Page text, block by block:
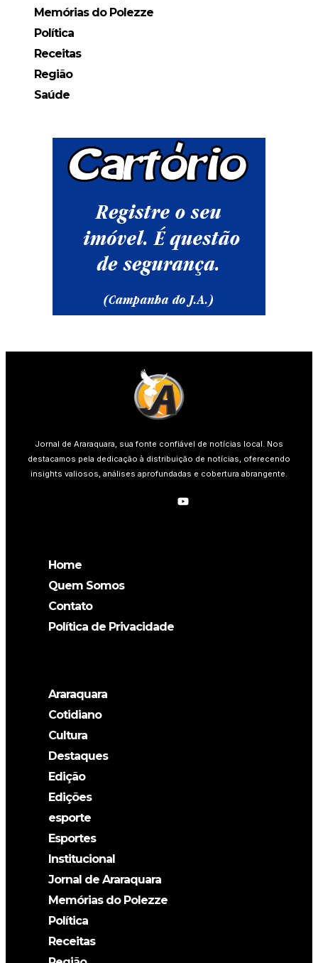
Memórias do Polezze
Política
Receitas
Região
Saúde
Jornal de Araraquara, sua fonte confiável de notícias local. Nos
destacamos pela dedicação à distribuição de notícias, oferecendo
insights valiosos, análises aprofundadas e cobertura abrangente.
Home
Quem Somos
Contato
Política de Privacidade
Araraquara
Cotidiano
Cultura
Destaques
Edição
Edições
esporte
Esportes
Institucional
Jornal de Araraquara
Memórias do Polezze
Política
Receitas